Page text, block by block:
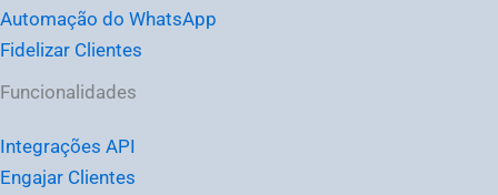
Automação do WhatsApp
Fidelizar Clientes
Funcionalidades
Integrações API
Engajar Clientes